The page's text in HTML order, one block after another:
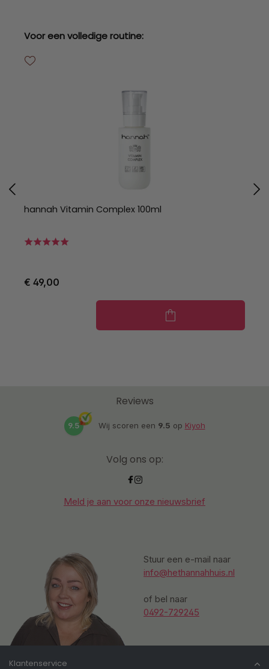
Productgalerij overslaan
Voor een volledige routine:
hannah Vitamin Complex 100ml
€ 49,00
Stuur een e-mail naar
info@hethannahhuis.nl
of bel naar
0492-729245
Reviews
9.5 Wij scoren een 9.5 op Kiyoh
Volg ons op:
Meld je aan voor onze nieuwsbrief
Klantenservice